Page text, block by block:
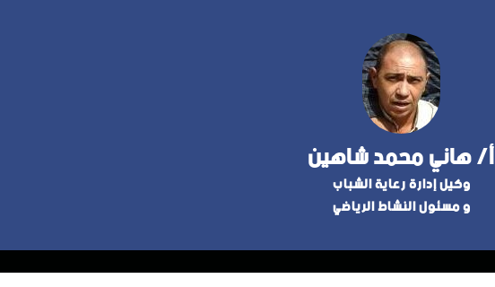
أ/ هاني محمد شاهين
وكيل إدارة رعاية الشباب
و مسئول النشاط الرياضي